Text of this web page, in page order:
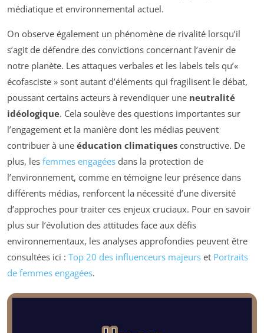
médiatique et environnemental actuel.
On observe également un phénomène de rivalité lorsqu’il
s’agit de défendre des convictions concernant l’avenir de
notre planète. Les attaques verbales et les labels tels qu’«
écofasciste » sont autant d’éléments qui fragilisent le débat,
poussant certains acteurs à revendiquer une neutralité
idéologique. Cela soulève des questions importantes sur
l’engagement et la manière dont les médias peuvent
contribuer à une éducation climatiques constructive. De
plus, les femmes engagées dans la protection de
l’environnement, comme en témoigne leur présence dans
différents médias, renforcent la nécessité d’une diversité
d’approches pour traiter ces enjeux cruciaux. Pour en savoir
plus sur l’évolution des attitudes face aux défis
environnementaux, les analyses approfondies peuvent être
consultées ici : Top 20 des influenceurs majeurs et Portraits
de femmes engagées.